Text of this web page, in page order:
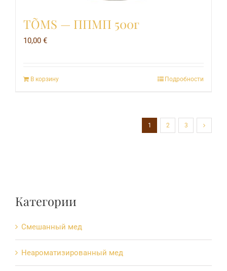
TÕMS — ППМП 500г
10,00 €
В корзину Подробности
1 2 3
Категории
Cмешанный мед
Hеароматизированный мед